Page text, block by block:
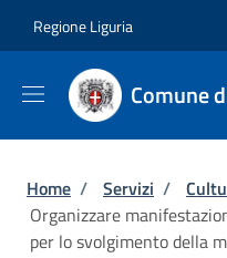
Regione Liguria
Comune
Briciole di
Home / Servizi /
Organizzare
per lo svolgimento della